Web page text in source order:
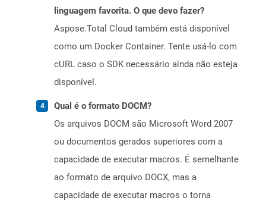
linguagem favorita. O que devo fazer?
Aspose.Total Cloud também está disponível
como um Docker Container. Tente usá-lo com
cURL caso o SDK necessário ainda não esteja
disponível.
Qual é o formato DOCM?
Os arquivos DOCM são Microsoft Word 2007
ou documentos gerados superiores com a
capacidade de executar macros. É semelhante
ao formato de arquivo DOCX, mas a
capacidade de executar macros o torna